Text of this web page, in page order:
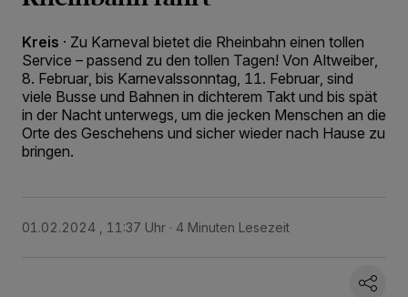
Kreis · Zu Karneval bietet die Rheinbahn einen tollen
Service – passend zu den tollen Tagen! Von Altweiber,
8. Februar, bis Karnevalssonntag, 11. Februar, sind
viele Busse und Bahnen in dichterem Takt und bis spät
in der Nacht unterwegs, um die jecken Menschen an die
Orte des Geschehens und sicher wieder nach Hause zu
bringen.
01.02.2024 , 11:37 Uhr 4 Minuten Lesezeit